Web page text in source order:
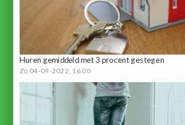
Huren gemiddeld met 3 procent gestegen
Zo 04-09-2022, 16:00